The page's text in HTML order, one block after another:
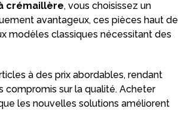
crémaillère, vous choisissez un
avantageux, ces pièces haut de
modèles classiques nécessitant des
à des prix abordables, rendant
sur la qualité. Acheter
les nouvelles solutions améliorent